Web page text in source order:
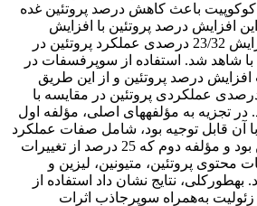
باعث کاهش درصد پروتئین غده
افزایش درصد پروتئین با افزایش
عملکرد غده منجر به افزایش 23/32 درصدی عملکرد پروتئین در
با شاهد شد. استفاده از سوپرفسفات در
درصد پروتئین و از این طریق
به بالارفتن 30/30 درصدی عملکردی پروتئین در مقایسه با
تجزیه به مؤلفه­های اصلی، مؤلفه اول
با آن قابل توجیه بود، شامل صفات عملکرد
پروتئین، لیزین و متیونین بود و مؤلفه دوم که 25 درصد از تغییرات
محتوی پروتئین، متیونین، لیزین و
نتایج نشان داد استفاده از
به‌همراه سوپرجاذب اثرات